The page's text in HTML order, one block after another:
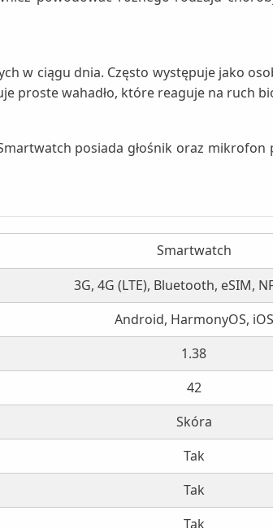
w ciągu dnia. Często występuje jako
proste wahadło, które reaguje na ruch
posiada głośnik oraz mikrofon
Smartwatch
3G, 4G (LTE), Bluetooth, eSIM,
Android, HarmonyOS, iOS
1.38
42
Skóra
Tak
Tak
Tak